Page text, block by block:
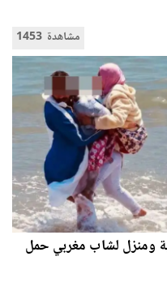
1453 مشاهدة
ومنزل لشاب مغربي حمل